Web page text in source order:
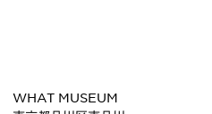
WHAT MUSEUM